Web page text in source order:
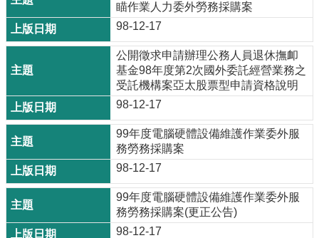
瞄作業人力委外勞務採購案
98-12-17
公開徵求申請辦理公務人員退休撫卹
基金98年度第2次國外委託經營業務之
受託機構案亞太股票型申請資格說明
98-12-17
99年度電腦硬體設備維護作業委外服
務勞務採購案
98-12-17
99年度電腦硬體設備維護作業委外服
務勞務採購案(更正公告)
98-12-17